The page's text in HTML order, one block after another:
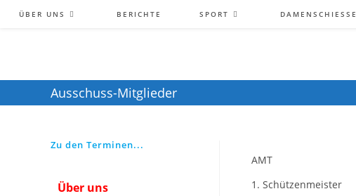
ÜBER UNS BERICHTE SPORT DAMENSCHIESSEN
Ausschuss-Mitglieder
AMT
1. Schützenmeister
Zu den Terminen...
Über uns